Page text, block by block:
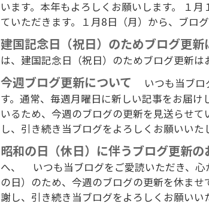
います。本年もよろしくお願いします。 １
ていただきます。１月8日（月）から、ブロ
建国記念日（祝日）のためブログ更
は、建国記念日（祝日）のためブログ更新は
今週ブログ更新について
いつも当ブロ
す。通常、毎週月曜日に新しい記事をお届
いるため、今週のブログの更新を見送らせ
し、引き続き当ブログをよろしくお願いいた
昭和の日（休日）に伴うブログ更新の
へ、 いつも当ブログをご愛読いただき、心
の日）のため、今週のブログの更新を休ま
謝し、引き続き当ブログをよろしくお願いい